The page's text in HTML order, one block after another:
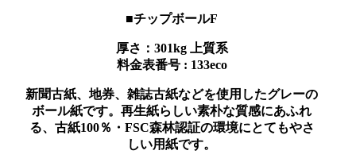
■チップボールF
厚さ：301kg
上質系
料金表番号 : 133eco
新聞古紙、地券、雑誌古紙などを使用したグレーの
ボール紙です。再生紙らしい素朴な質感にあふれ
る、古紙100％・FSC森林認証の環境にとてもやさ
しい用紙です。